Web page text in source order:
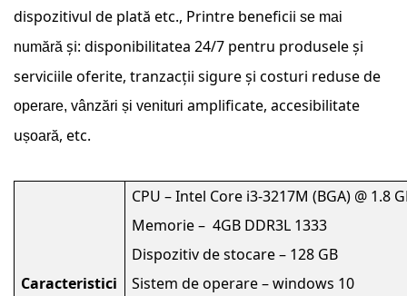
dispozitivul de plată etc., Printre beneficii se mai
numără și: disponibilitatea 24/7 pentru produsele și
serviciile oferite, tranzacții sigure și costuri reduse de
operare, vânzări și venituri amplificate, accesibilitate
ușoară, etc.
Caracteristici
CPU – Intel Core i3-3217M (BGA) @ 1.8
Memorie – 4GB DDR3L 1333
Dispozitiv de stocare – 128 GB
Sistem de operare – windows 10